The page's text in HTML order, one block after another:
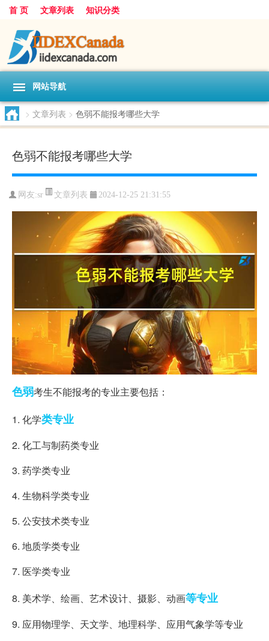
首 页 文章列表 知识分类
网站导航
> 文章列表 > 色弱不能报考哪些大学
色弱不能报考哪些大学
网友:sr 文章列表 2024-12-25 21:31:55
色弱考生不能报考的专业主要包括：
1. 化学类专业
2. 化工与制药类专业
3. 药学类专业
4. 生物科学类专业
5. 公安技术类专业
6. 地质学类专业
7. 医学类专业
8. 美术学、绘画、艺术设计、摄影、动画等专业
9. 应用物理学、天文学、地理科学、应用气象学等专业